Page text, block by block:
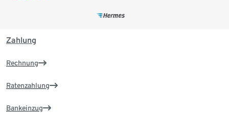
Zahlung
Rechnung
Ratenzahlung
Bankeinzug